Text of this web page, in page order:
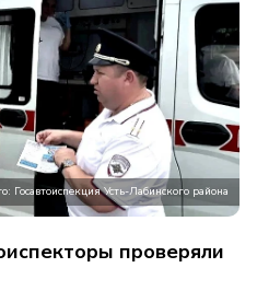
Госавтоиспекция Усть-Лабинского района
проверяли